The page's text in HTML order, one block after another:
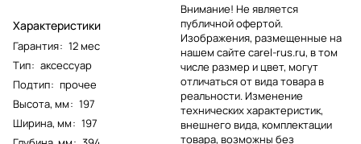
Характеристики
Гарантия: 12 мес
Тип: аксессуар
Подтип: прочее
Высота, мм: 197
Ширина, мм: 197
Внимание! Не является
публичной офертой.
Изображения, размещенные на
нашем сайте carel-rus.ru, в том
числе размер и цвет, могут
отличаться от вида товара в
реальности. Изменение
технических характеристик,
внешнего вида, комплектации
товара, возможны без